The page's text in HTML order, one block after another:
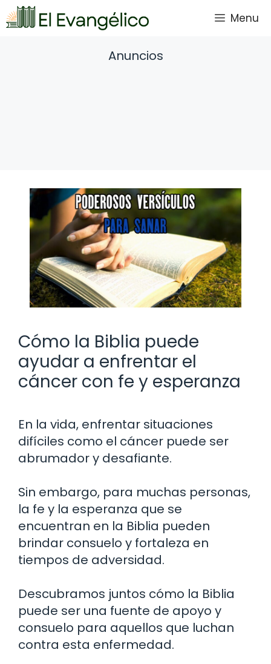
Saltar
al
Menu
Anuncios
Cómo la Biblia puede
ayudar a enfrentar el
cáncer con fe y esperanza
En la vida, enfrentar situaciones
difíciles como el cáncer puede ser
abrumador y desafiante.
Sin embargo, para muchas personas,
la fe y la esperanza que se
encuentran en la Biblia pueden
brindar consuelo y fortaleza en
tiempos de adversidad.
Descubramos juntos cómo la Biblia
puede ser una fuente de apoyo y
consuelo para aquellos que luchan
contra esta enfermedad.